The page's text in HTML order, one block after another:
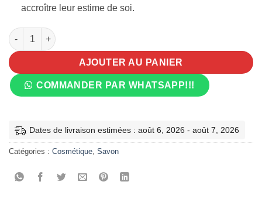
accroître leur estime de soi.
quantité de Dove Pink Rose Soap
AJOUTER AU PANIER
COMMANDER PAR WHATSAPP!!!
Dates de livraison estimées : août 6, 2026 - août 7, 2026
Catégories : Cosmétique, Savon